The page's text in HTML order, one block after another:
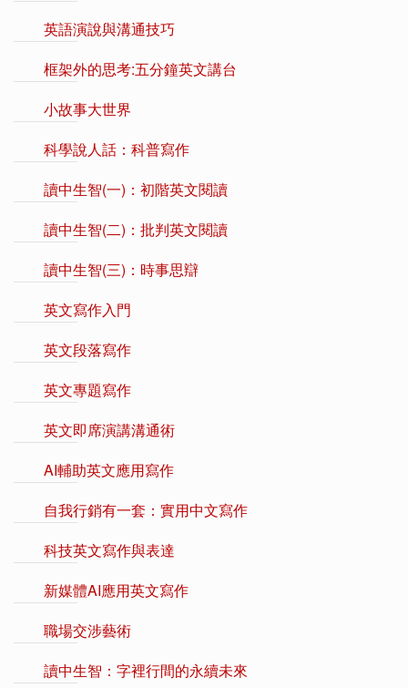
英語演說與溝通技巧
框架外的思考:五分鐘英文講台
小故事大世界
科學說人話：科普寫作
讀中生智(一)：初階英文閱讀
讀中生智(二)：批判英文閱讀
讀中生智(三)：時事思辯
英文寫作入門
英文段落寫作
英文專題寫作
英文即席演講溝通術
AI輔助英文應用寫作
自我行銷有一套：實用中文寫作
科技英文寫作與表達
新媒體AI應用英文寫作
職場交涉藝術
讀中生智：字裡行間的永續未來